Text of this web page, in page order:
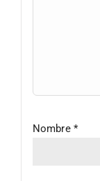
Nombre*